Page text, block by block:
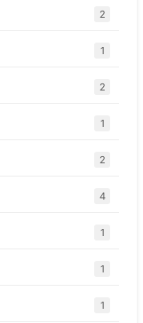
2
1
2
1
2
4
1
1
1